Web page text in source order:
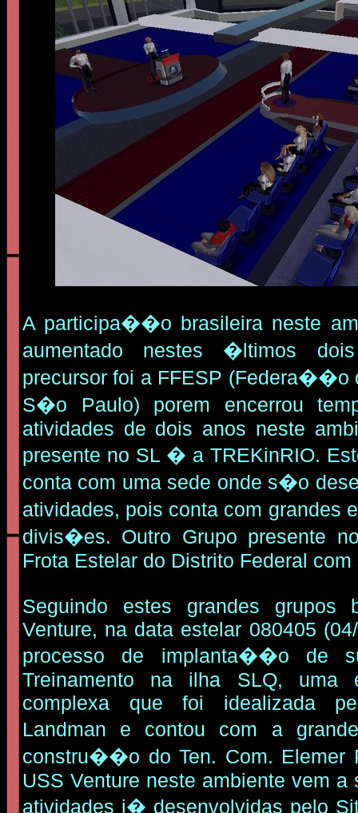
A participa��o brasileira neste
aumentado nestes �ltimos
precursor foi a FFESP (Federa��o
S�o Paulo) porem encerrou
atividades de dois anos neste
presente no SL � a TREKinRIO.
conta com uma sede onde s�o
atividades, pois conta com grandes
divis�es. Outro Grupo presente
Frota Estelar do Distrito Federal
Seguindo estes grandes grupos
Venture, na data estelar 080405
processo de implanta��o de
Treinamento na ilha SLQ, uma
complexa que foi idealizada
Landman e contou com a
constru��o do Ten. Com. Elemer
USS Venture neste ambiente vem a
atividades j� desenvolvidas pelo